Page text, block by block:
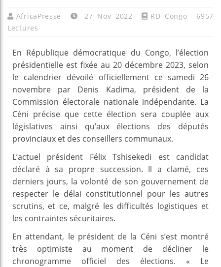
AfricaPresse 27 Nov 2022 RD Congo
6957
Lectures
En République démocratique du Congo, l’élection
présidentielle est fixée au 20 décembre 2023, selon
le calendrier dévoilé officiellement ce samedi 26
novembre par Denis Kadima, président de la
Commission électorale nationale indépendante. La
Céni précise que cette élection sera couplée aux
législatives ainsi qu’aux élections des députés
provinciaux et des conseillers communaux.
L’actuel président Félix Tshisekedi est candidat
déclaré à sa propre succession. Il a clamé, ces
derniers jours, la volonté de son gouvernement de
respecter le délai constitutionnel pour les autres
scrutins, et ce, malgré les difficultés logistiques et
les contraintes sécuritaires.
En attendant, le président de la Céni s’est montré
très optimiste au moment de décliner le
chronogramme officiel des élections. « Le